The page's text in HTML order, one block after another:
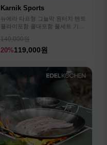
Karnik Sports
뉴에라 타프형 그늘막 원터치 텐트
플라이포함 폴대포함 풀세트 기본
149,000원
20%119,000원